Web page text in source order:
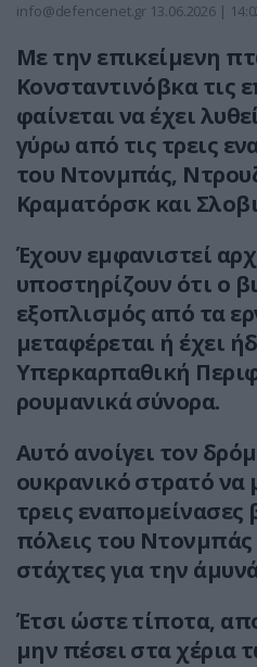
info@defencenet.gr 13.06.2026 |
Με την επικείμενη
Κονσταντινόβκα τις
φαίνεται να έχει
γύρω από τις τρεις
του Ντονμπάς,
Κραματόρσκ και
Έχουν εμφανιστεί
υποστηρίζουν ότι ο
εξοπλισμός από τα
μεταφέρεται ή έχει
Υπερκαρπαθική
ρουμανικά σύνορα.
Αυτό ανοίγει τον
ουκρανικό στρατό να
τρεις εναπομείνασες
πόλεις του Ντονμπάς
στάχτες για την
Έτσι ώστε τίποτα,
μην πέσει στα χέρια